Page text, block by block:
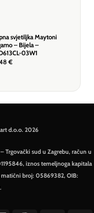
svjetiljka Maytoni
– Bijela –
03W1
€
d.o.o. 2026
Trgovački sud u Zagrebu, račun u
iznos temeljnoga kapitala
broj: 05869382, OIB: